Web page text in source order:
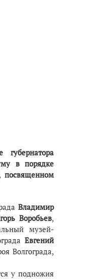
в порядке
посвященном
Владимир
Воробьев,
музей-
Евгений
Волгограда,
у подножия